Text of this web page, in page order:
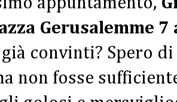
Gerusalemme 7
convinti? Spero
non fosse